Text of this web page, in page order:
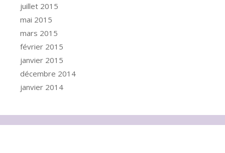
juillet 2015
mai 2015
mars 2015
février 2015
janvier 2015
décembre 2014
janvier 2014